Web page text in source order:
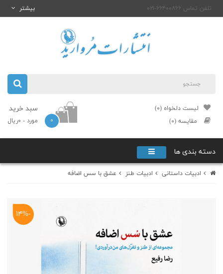
تلفن تماس ۶۶۴۰۰۸۶۶-۰۲۱ بیشتر
لیست دلخواه (۰)
مقایسه (۰)
سبد خرید
۰ مورد - ۰ریال
دسته بندی ها
ادبیات داستانی ادبیات طنز عشق با سس اضافه
-۱۴%